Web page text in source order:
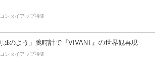
ンタイアップ特集
班のよう」腕時計で『VIVANT』の世界観再現
ンタイアップ特集